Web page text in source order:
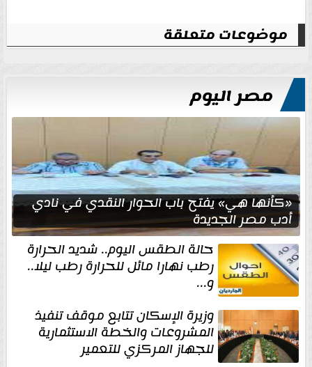
موضوعات متعلقة
مصر اليوم
«كأنها هي» يفتح باب الحوار النقدي في نادي
أدب مصر الجديدة
حالة الطقس اليوم.. شديد الحرارة
رطب نهارا مائل للحرارة رطب ليلا..
و...
وزيرة الإسكان تتابع موقف تنفيذ
المشروعات والخطة الاستثمارية
للجهاز المركزي للتعمير